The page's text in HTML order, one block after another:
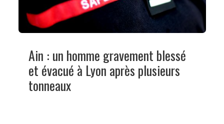
Ain : un homme gravement blessé
et évacué à Lyon après plusieurs
tonneaux